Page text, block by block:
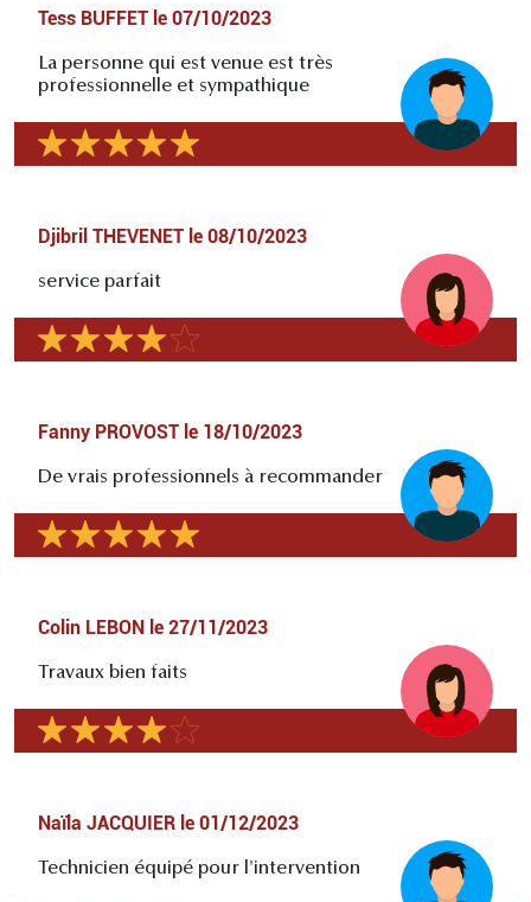
Tess BUFFET le 07/10/2023
La personne qui est venue est très
professionnelle et sympathique
Djibril THEVENET le 08/10/2023
service parfait
Fanny PROVOST le 18/10/2023
De vrais professionnels à recommander
Colin LEBON le 27/11/2023
Travaux bien faits
Naïla JACQUIER le 01/12/2023
Technicien équipé pour l'intervention